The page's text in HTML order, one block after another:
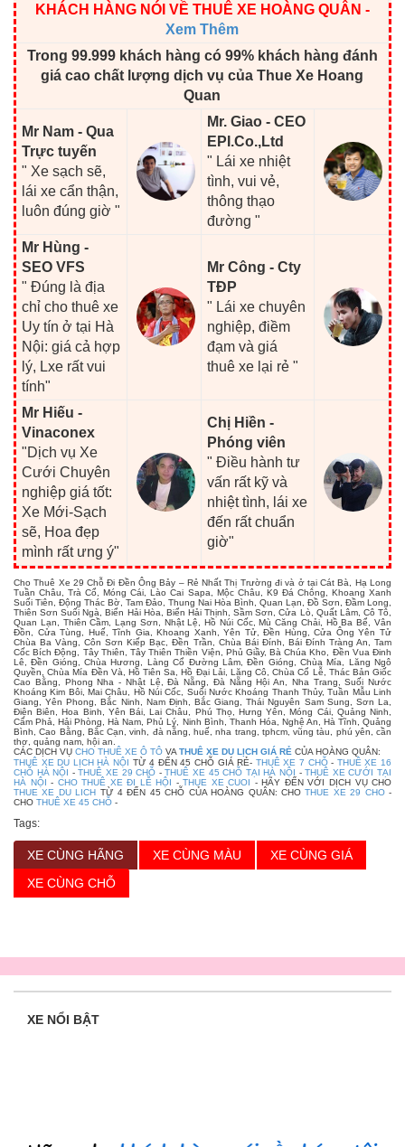
KHÁCH HÀNG NÓI VỀ THUÊ XE HOÀNG QUÂN -
Xem Thêm
Trong 99.999 khách hàng có 99% khách hàng đánh
giá cao chất lượng dịch vụ của Thue Xe Hoang
Quan
Mr Nam - Qua
Trực tuyến
" Xe sạch sẽ,
lái xe cẩn thận,
luôn đúng giờ "
Mr. Giao - CEO
EPI.Co.,Ltd
" Lái xe nhiệt
tình, vui vẻ,
thông thạo
đường "
Mr Hùng -
SEO VFS
" Đúng là địa
chỉ cho thuê xe
Uy tín ở tại Hà
Nội: giá cả hợp
lý, Lxe rất vui
tính"
Mr Công - Cty
TĐP
" Lái xe chuyên
nghiệp, điềm
đạm và giá
thuê xe lại rẻ "
Mr Hiếu -
Vinaconex
"Dịch vụ Xe
Cưới Chuyên
nghiệp giá tốt:
Xe Mới-Sạch
sẽ, Hoa đẹp
mình rất ưng ý"
Chị Hiền -
Phóng viên
" Điều hành tư
vấn rất kỹ và
nhiệt tình, lái xe
đến rất chuẩn
giờ"
Cho Thuê Xe 29 Chỗ Đi Đền Ông Bảy – Rẻ Nhất Thị Trường đi và ở tại Cát Bà, Hạ Long
Tuần Châu, Trà Cổ, Móng Cái, Lào Cai Sapa, Mộc Châu, K9 Đá Chông, Khoang Xanh
Suối Tiên, Động Thác Bờ, Tam Đảo, Thung Nai Hòa Bình, Quan Lạn, Đồ Sơn, Đầm Long,
Thiên Sơn Suối Ngà, Biển Hải Hòa, Biển Hải Thịnh, Sầm Sơn, Cửa Lò, Quất Lâm, Cô Tô,
Quan Lạn, Thiên Cầm, Lạng Sơn, Nhật Lệ, Hồ Núi Cốc, Mù Căng Chải, Hồ Ba Bể, Vân
Đồn, Cửa Tùng, Huế, Tĩnh Gia, Khoang Xanh, Yên Tử, Đền Hùng, Cửa Ông Yên Tử
Chùa Ba Vàng, Côn Sơn Kiếp Bạc, Đền Trần, Chùa Bái Đính, Bái Đính Tràng An, Tam
Cốc Bích Động, Tây Thiên, Tây Thiên Thiền Viện, Phủ Giầy, Bà Chúa Kho, Đền Vua Đinh
Lê, Đền Gióng, Chùa Hương, Làng Cổ Đường Lâm, Đền Gióng, Chùa Mía, Lăng Ngô
Quyền, Chùa Mía Đền Và, Hồ Tiên Sa, Hồ Đại Lải, Lăng Cô, Chùa Cổ Lễ, Thác Bản Giốc
Cao Bằng, Phong Nha - Nhật Lệ, Đà Nẵng, Đà Nẵng Hội An, Nha Trang, Suối Nước
Khoáng Kim Bôi, Mai Châu, Hồ Núi Cốc, Suối Nước Khoáng Thanh Thủy, Tuần Mẫu Linh
Giang, Yên Phong, Bắc Ninh, Nam Định, Bắc Giang, Thái Nguyên Sam Sung, Sơn La,
Điện Biên, Hoa Binh, Yên Bái, Lai Châu, Phú Thọ, Hưng Yên, Móng Cái, Quảng Ninh,
Cẩm Phả, Hải Phòng, Hà Nam, Phủ Lý, Ninh Bình, Thanh Hóa, Nghệ An, Hà Tĩnh, Quảng
Bình, Cao Bằng, Bắc Cạn, vinh, đà nẵng, huế, nha trang, tphcm, vũng tàu, phú yên, cần
thơ, quảng nam, hội an.
CÁC DỊCH VỤ CHO THUÊ XE Ô TÔ VA THUÊ XE DU LỊCH GIÁ RẺ CỦA HOÀNG QUÂN:
THUÊ XE DU LỊCH HÀ NỘI TỪ 4 ĐẾN 45 CHỖ GIÁ RẺ- THUÊ XE 7 CHỖ- THUÊ XE 16
CHỖ HÀ NỘI -THUÊ XE 29 CHỖ -THUÊ XE 45 CHỖ TẠI HÀ NỘI -THUÊ XE CƯỚI TẠI
HÀ NỘI - CHO THUÊ XE ĐI LỄ HỘI -THUE XE CUOI - HÃY ĐẾN VỚI DỊCH VỤ CHO
THUE XE DU LICH TỪ 4 ĐẾN 45 CHỖ CỦA HOÀNG QUÂN: CHOTHUE XE 29 CHO-
CHO THUÊ XE 45 CHỖ -
Tags:
XE CÙNG HÃNG XE CÙNG MÀU
XE CÙNG GIÁ
XE CÙNG CHỖ
XE NỔI BẬT